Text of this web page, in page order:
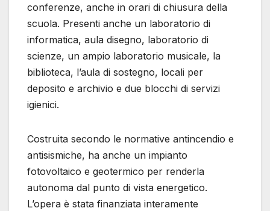
conferenze, anche in orari di chiusura della
scuola. Presenti anche un laboratorio di
informatica, aula disegno, laboratorio di
scienze, un ampio laboratorio musicale, la
biblioteca, l’aula di sostegno, locali per
deposito e archivio e due blocchi di servizi
igienici.
Costruita secondo le normative antincendio e
antisismiche, ha anche un impianto
fotovoltaico e geotermico per renderla
autonoma dal punto di vista energetico.
L’opera è stata finanziata interamente